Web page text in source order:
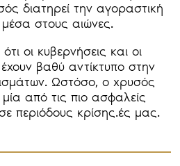
διατηρεί την αγοραστική
στους αιώνες.
οι κυβερνήσεις και οι
έχουν βαθύ αντίκτυπο στην
Ωστόσο, ο χρυσός
μία από τις πιο ασφαλείς
περιόδους κρίσης.ές μας.